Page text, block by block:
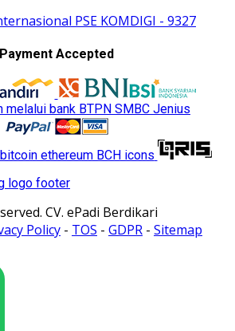
Payment Accepted
CV. ePadi Berdikari
Policy - TOS - GDPR - Sitemap